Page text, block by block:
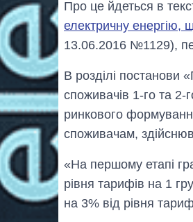
Про це йдеться в
електричну енергію,
13.06.2016 №1129),
В розділі постанови
споживачів 1-го та 2-
ринкового
споживачам,
«На першому етапі
рівня тарифів на 1
на 3% від рівня